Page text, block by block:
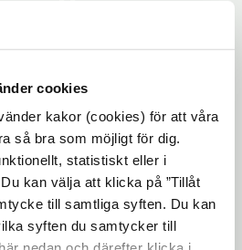
cookies
kakor (cookies) för att våra
så bra som möjligt för dig.
statistiskt eller i
kan välja att klicka på ”Tillåt
till samtliga syften. Du kan
syften du samtycker till
grund av att
inte är komplett
hela det parallella
och upp mot
från kanalkontoret och
fortsätter att vara
på de